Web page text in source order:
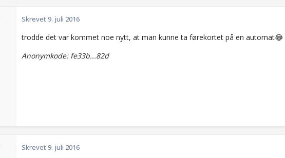
Skrevet9. juli 2016
trodde det var kommet noe nytt, at man kunne ta førekortet på en automat😂
Anonymkode: fe33b...82d
Skrevet9. juli 2016